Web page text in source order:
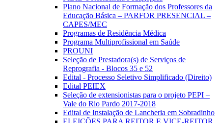
Plano Nacional de Formação dos Professores da
Educação Básica – PARFOR PRESENCIAL –
CAPES/MEC
Programas de Residência Médica
Programa Multiprofissional em Saúde
PROUNI
Seleção de Prestadora(s) de Serviços de
Reprografia - Blocos 35 e 52
Edital - Processo Seletivo Simplificado (Direito)
Edital PEIEX
Seleção de extensionistas para o projeto PEPI –
Vale do Rio Pardo 2017-2018
Edital de Instalação de Lancheria em Sobradinho